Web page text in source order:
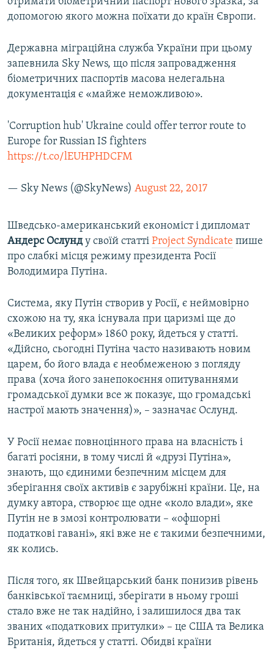
допомогою якого можна поїхати до країн Європи.
Державна міграційна служба України при цьому
запевнила Sky News, що після запровадження
біометричних паспортів масова нелегальна
документація є «майже неможливою».
'Corruption hub' Ukraine could offer terror route to
Europe for Russian IS fighters
https://t.co/lEUHPHDCFM
— Sky News (@SkyNews) August 22, 2017
Шведсько-американський економіст і дипломат
Андерс Ослунду своїй статті Project Syndicate пише
про слабкі місця режиму президента Росії
Володимира Путіна.
Система, яку Путін створив у Росії, є неймовірно
схожою на ту, яка існувала при царизмі ще до
«Великих реформ» 1860 року, йдеться у статті.
«Дійсно, сьогодні Путіна часто називають новим
царем, бо його влада є необмеженою з погляду
права (хоча його занепокоєння опитуваннями
громадської думки все ж показує, що громадські
настрої мають значення)», – зазначає Ослунд.
У Росії немає повноцінного права на власність і
багаті росіяни, в тому числі й «друзі Путіна»,
знають, що єдиними безпечним місцем для
зберігання своїх активів є зарубіжні країни. Це, на
думку автора, створює ще одне «коло влади», яке
Путін не в змозі контролювати – «офшорні
податкові гавані», які вже не є такими безпечними,
як колись.
Після того, як Швейцарський банк понизив рівень
банківської таємниці, зберігати в ньому гроші
стало вже не так надійно, і залишилося два так
званих «податкових притулки» – це США та Велика
Британія, йдеться у статті. Обидві країни